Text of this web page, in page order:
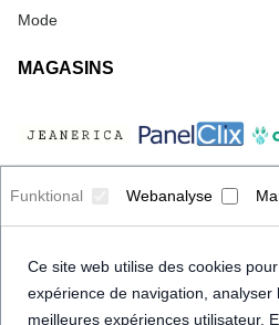
Funktional Webanalyse
Ce site web utilise des cookies
expérience de navigation,
meilleures expériences utilisateur.
Mode
MAGASINS